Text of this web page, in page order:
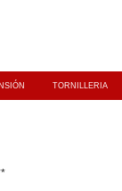
TORNILLERIA